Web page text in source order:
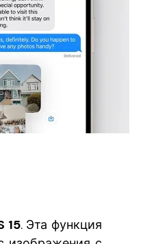
15. Эта функция